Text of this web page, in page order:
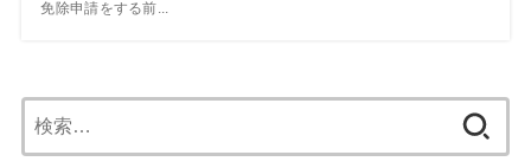
免除申請をする前...
索: